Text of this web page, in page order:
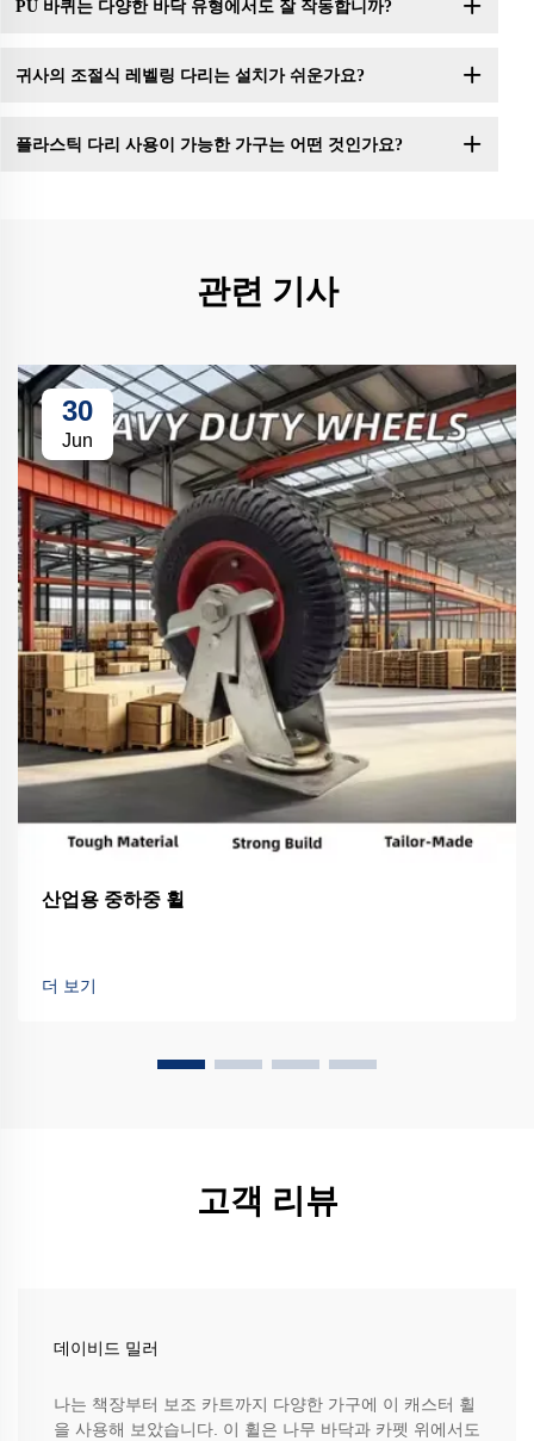
PU 바퀴는 다양한 바닥 유형에서도 잘 작동합니까?
귀사의 조절식 레벨링 다리는 설치가 쉬운가요?
플라스틱 다리 사용이 가능한 가구는 어떤 것인가요?
관련 기사
30
Jun
산업용 중하중 휠
더 보기
고객 리뷰
데이비드 밀러
나는 책장부터 보조 카트까지 다양한 가구에 이 캐스터 휠
을 사용해 보았습니다. 이 휠은 나무 바닥과 카펫 위에서도